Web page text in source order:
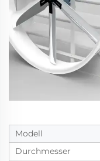
Modell
Durchmesser